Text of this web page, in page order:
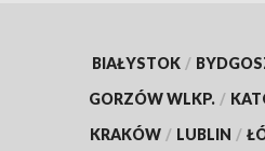
BIAŁYSTOK /
GORZÓW WLKP. /
KRAKÓW / LUBLIN /